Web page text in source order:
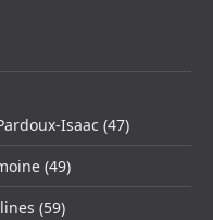
Isaac (47)
(49)
(59)